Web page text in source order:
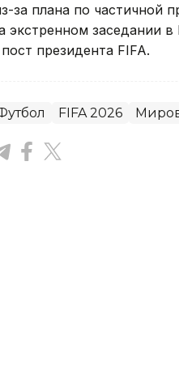
экстренном заседании
президента FIFA.